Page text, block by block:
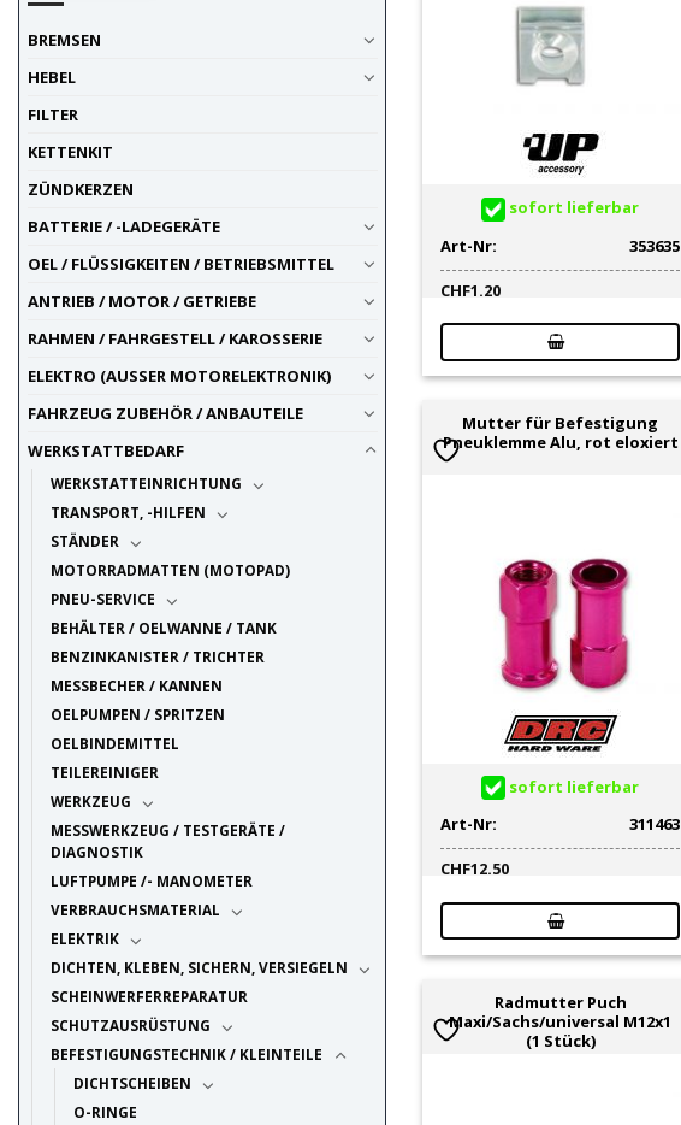
Pneuklemmen / Pneustopper
Schrauben
Sechskantmutter
Zahnkranz-/Ritzel-
Befestigungen
BREMSEN
HEBEL
FILTER
KETTENKIT
ZÜNDKERZEN
BATTERIE / -LADEGERÄTE
OEL / FLÜSSIGKEITEN / BETRIEBSMITTEL
ANTRIEB / MOTOR / GETRIEBE
RAHMEN / FAHRGESTELL / KAROSSERIE
ELEKTRO (AUSSER MOTORELEKTRONIK)
FAHRZEUG ZUBEHÖR / ANBAUTEILE
WERKSTATTBEDARF
WERKSTATTEINRICHTUNG
TRANSPORT, -HILFEN
STÄNDER
MOTORRADMATTEN (MOTOPAD)
PNEU-SERVICE
BEHÄLTER / OELWANNE / TANK
BENZINKANISTER / TRICHTER
MESSBECHER / KANNEN
OELPUMPEN / SPRITZEN
OELBINDEMITTEL
TEILEREINIGER
WERKZEUG
MESSWERKZEUG / TESTGERÄTE /
DIAGNOSTIK
LUFTPUMPE /- MANOMETER
VERBRAUCHSMATERIAL
ELEKTRIK
DICHTEN, KLEBEN, SICHERN, VERSIEGELN
SCHEINWERFERREPARATUR
SCHUTZAUSRÜSTUNG
BEFESTIGUNGSTECHNIK / KLEINTEILE
DICHTSCHEIBEN
O-RINGE
sofort lieferbar
Art-Nr:
353635
CHF1.20
Mutter für Befestigung
Pneuklemme Alu, rot eloxiert
sofort lieferbar
Art-Nr:
311463
CHF12.50
Radmutter Puch
Maxi/Sachs/universal M12x1
(1 Stück)